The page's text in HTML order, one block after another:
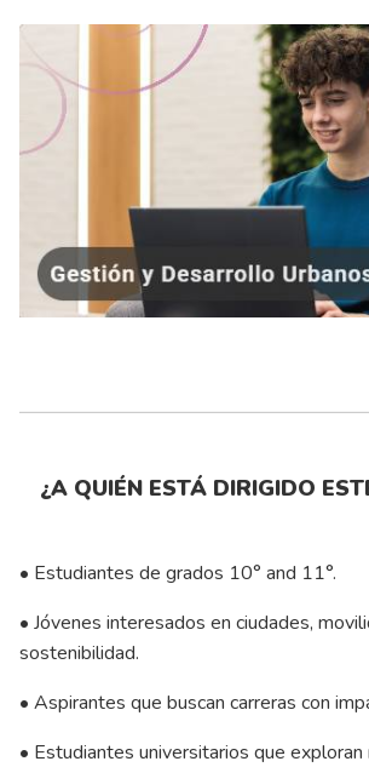
¿A QUIÉN ESTÁ DIRIGIDO
• Estudiantes de grados 10° and 11°.
• Jóvenes interesados en ciudades,
sostenibilidad.
• Aspirantes que buscan carreras con
• Estudiantes universitarios que exploran